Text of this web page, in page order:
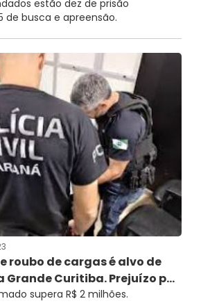
estão dez de prisão
de busca e apreensão.
roubo de cargas é alvo de
Grande Curitiba. Prejuízo p...
supera R$ 2 milhões.